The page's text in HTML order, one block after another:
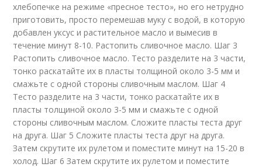
хлебопечке на режиме «пресное тесто», но его нетрудно
приготовить, просто перемешав муку с водой, в которую
добавлен уксус и растительное масло и вымесив в
течение минут 8-10. Растопить сливочное масло. Шаг 3
Растопить сливочное масло. Тесто разделите на 3 части,
тонко раскатайте их в пласты толщиной около 3-5 мм и
смажьте с одной стороны сливочным маслом. Шаг 4
Тесто разделите на 3 части, тонко раскатайте их в
пласты толщиной около 3-5 мм и смажьте с одной
стороны сливочным маслом. Сложите пласты теста друг
на друга. Шаг 5 Сложите пласты теста друг на друга.
Затем скрутите их рулетом и поместите минут на 15-20 в
холод. Шаг 6 Затем скрутите их рулетом и поместите